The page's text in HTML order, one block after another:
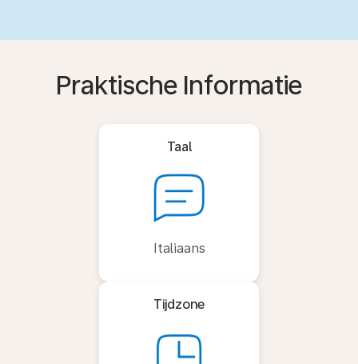
Praktische Informatie
Taal
Italiaans
Tijdzone